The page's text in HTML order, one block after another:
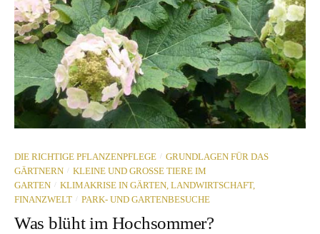
DIE RICHTIGE PFLANZENPFLEGE / GRUNDLAGEN FÜR DAS
GÄRTNERN / KLEINE UND GROSSE TIERE IM G
ARTEN
/ KLIMAKRISE IN GÄRTEN, LANDWIRTSCHAFT,
FINANZWELT / PARK- UND GARTENBESUCHE
Was blüht im Hochsommer?